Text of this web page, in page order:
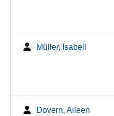
Müller, Isabell
Dovern, Aileen